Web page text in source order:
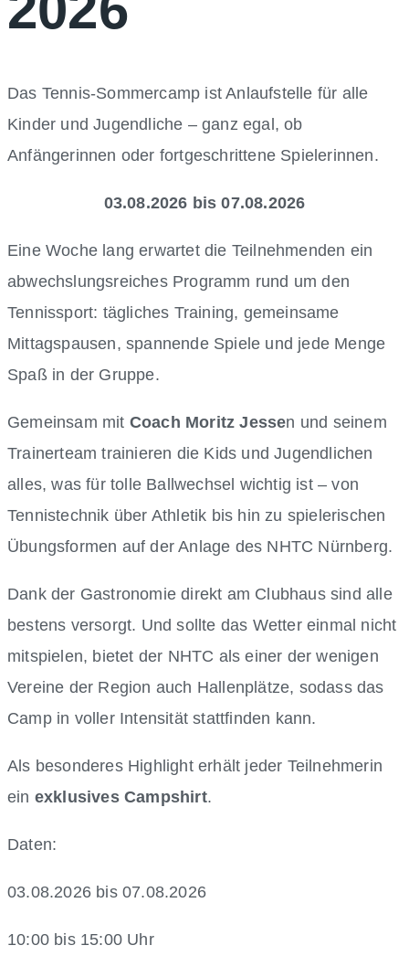
Das Tennis-Sommercamp ist Anlaufstelle für alle
Kinder und Jugendliche – ganz egal, ob
Anfängerinnen oder fortgeschrittene Spielerinnen.
03.08.2026 bis 07.08.2026
Eine Woche lang erwartet die Teilnehmenden ein
abwechslungsreiches Programm rund um den
Tennissport: tägliches Training, gemeinsame
Mittagspausen, spannende Spiele und jede Menge
Spaß in der Gruppe.
Gemeinsam mit Coach Moritz Jessen und seinem
Trainerteam trainieren die Kids und Jugendlichen
alles, was für tolle Ballwechsel wichtig ist – von
Tennistechnik über Athletik bis hin zu spielerischen
Übungsformen auf der Anlage des NHTC Nürnberg.
Dank der Gastronomie direkt am Clubhaus sind alle
bestens versorgt. Und sollte das Wetter einmal nicht
mitspielen, bietet der NHTC als einer der wenigen
Vereine der Region auch Hallenplätze, sodass das
Camp in voller Intensität stattfinden kann.
Als besonderes Highlight erhält jeder Teilnehmerin
ein exklusives Campshirt.
Daten:
03.08.2026 bis 07.08.2026
10:00 bis 15:00 Uhr